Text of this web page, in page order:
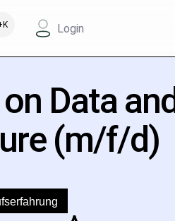
Login
Data and
(m/f/d)